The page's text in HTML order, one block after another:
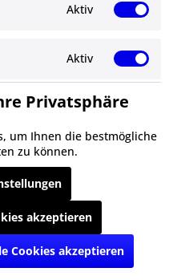
zzgl.Versandkosten
anders beschrieben
Kontakt
§ Datenschutz
Aktiv
Aktiv
Aktiv
Privatsphäre
um Ihnen die bestmögliche
zu können.
akzeptieren
Cookies akzeptieren